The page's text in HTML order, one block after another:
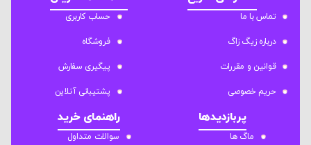
تماس با ما
درباره زیگ زاگ
قوانین و مقررات
حریم خصوصی
حساب کاربری
فروشگاه
پیگیری سفارش
پشتیبانی آنلاین
پربازدیدها
ماگ ها
راهنمای خرید
سوالات متداول